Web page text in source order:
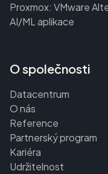
Proxmox: VMware
AI/ML aplikace
O společnosti
Datacentrum
O nás
Reference
Partnerský program
Kariéra
Udržitelnost